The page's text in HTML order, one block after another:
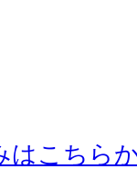
はこちら